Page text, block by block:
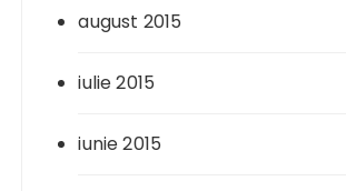
august 2015
iulie 2015
iunie 2015